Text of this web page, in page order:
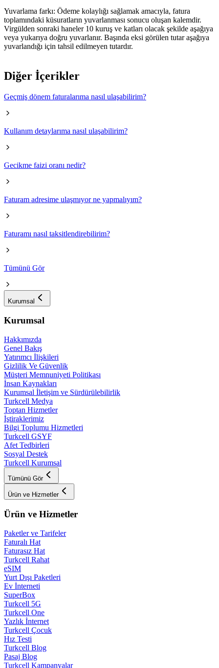
Yuvarlama farkı: Ödeme kolaylığı sağlamak amacıyla, fatura
toplamındaki küsuratların yuvarlanması sonucu oluşan kalemdir.
Virgülden sonraki haneler 10 kuruş ve katları olacak şekilde aşağıya
veya yukarıya doğru yuvarlanır. Başında eksi görülen tutar aşağıya
yuvarlandığı için tahsil edilmeyen tutardır.
Diğer İçerikler
Geçmiş dönem faturalarıma nasıl ulaşabilirim?
Kullanım detaylarıma nasıl ulaşabilirim?
Gecikme faizi oranı nedir?
Faturam adresime ulaşmıyor ne yapmalıyım?
Faturamı nasıl taksitlendirebilirim?
Tümünü Gör
Kurumsal
Kurumsal
Hakkımızda
Genel Bakış
Yatırımcı İlişkileri
Gizlilik Ve Güvenlik
Müşteri Memnuniyeti Politikası
İnsan Kaynakları
Kurumsal İletişim ve Sürdürülebilirlik
Turkcell Medya
Toptan Hizmetler
İştiraklerimiz
Bilgi Toplumu Hizmetleri
Turkcell GSYF
Afet Tedbirleri
Sosyal Destek
Turkcell Kurumsal
Tümünü Gör
Ürün ve Hizmetler
Ürün ve Hizmetler
Paketler ve Tarifeler
Faturalı Hat
Faturasız Hat
Turkcell Rahat
eSIM
Yurt Dışı Paketleri
Ev İnterneti
SuperBox
Turkcell 5G
Turkcell One
Yazlık İnternet
Turkcell Çocuk
Hız Testi
Turkcell Blog
Pasaj Blog
Turkcell Kampanyalar